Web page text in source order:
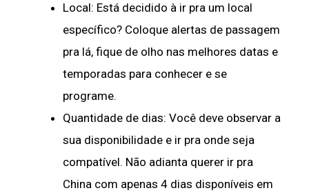
Local: Está decidido à ir pra um local
específico? Coloque alertas de passagem
pra lá, fique de olho nas melhores datas e
temporadas para conhecer e se
programe.
Quantidade de dias: Você deve observar a
sua disponibilidade e ir pra onde seja
compatível. Não adianta querer ir pra
China com apenas 4 dias disponíveis em